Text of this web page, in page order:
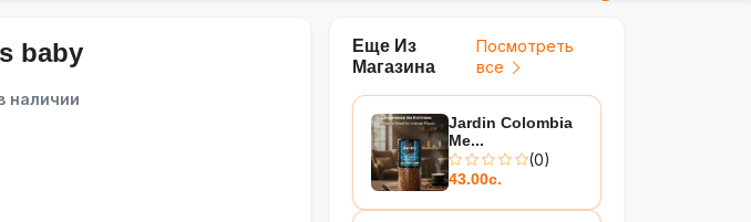
baby
наличии
Еще Из
Магазина
Посмотреть
все
Jardin Colombia
Me...
(0)
43.00с.